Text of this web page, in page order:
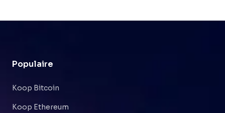
Populaire
Koop Bitcoin
Koop Ethereum